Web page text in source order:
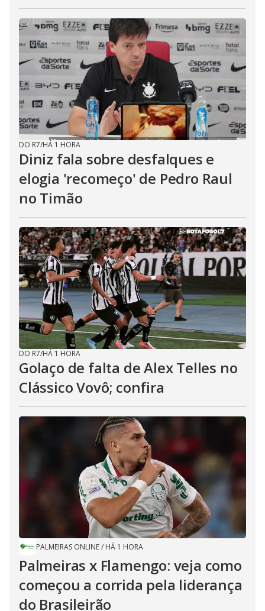
DO R7/HÁ 1 HORA
Diniz fala sobre desfalques e
elogia 'recomeço' de Pedro Raul
no Timão
DO R7/HÁ 1 HORA
Golaço de falta de Alex Telles no
Clássico Vovô; confira
PALMEIRAS ONLINE/ HÁ 1 HORA
Palmeiras x Flamengo: veja como
começou a corrida pela liderança
do Brasileirão